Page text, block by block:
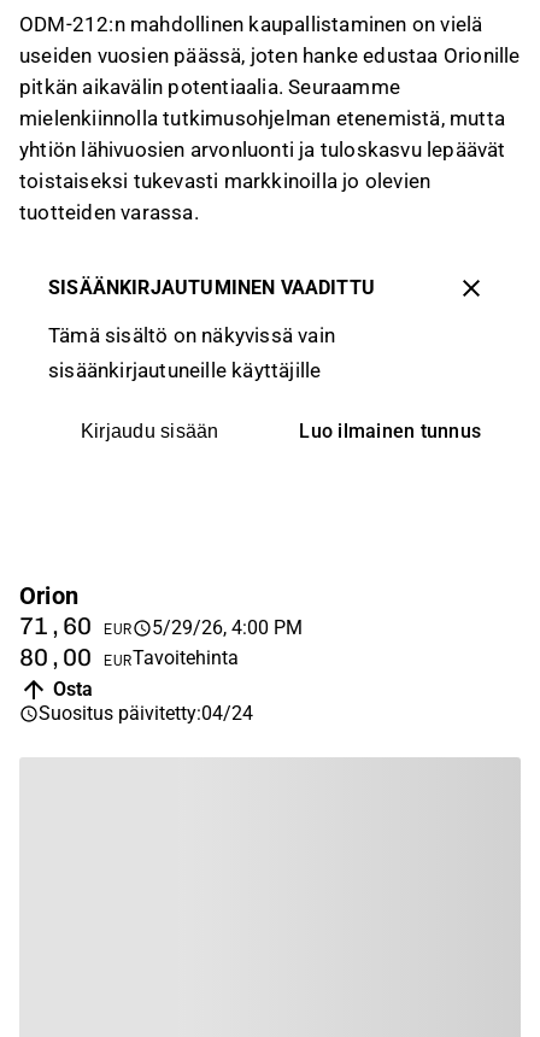
ODM-212:n mahdollinen kaupallistaminen on vielä
useiden vuosien päässä, joten hanke edustaa Orionille
pitkän aikavälin potentiaalia. Seuraamme
mielenkiinnolla tutkimusohjelman etenemistä, mutta
yhtiön lähivuosien arvonluonti ja tuloskasvu lepäävät
toistaiseksi tukevasti markkinoilla jo olevien
tuotteiden varassa.
SISÄÄNKIRJAUTUMINEN VAADITTU
Tämä sisältö on näkyvissä vain
sisäänkirjautuneille käyttäjille
Kirjaudu sisään Luo ilmainen tunnus
Orion
71,60 EUR 5/29/26, 4:00 PM
80,00 EURTavoitehinta
Osta
Suositus päivitetty:04/24